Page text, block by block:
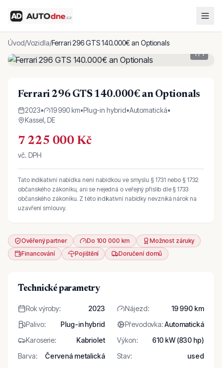
Úvod/Vozidla/Ferrari 296 GTS 140.000€ an Optionals
1/1
Ferrari 296 GTS 140.000€ an Optionals
2023• 19 990 km•Plug-in hybrid•Automatická•
Kassel, DE
7 225 000 Kč
vč. DPH
Tato indikativní nabídka není nabídkou ve smyslu § 1731 nebo § 1732
občanského zákoníku, ani se nejedná o veřejný příslib dle § 1733
občanského zákoníku. Z této indikativní nabídky nevzniká nárok na
uzavření smlouvy.
Ověřený partner Do 100 000 km
Možnost záruky
Financování
Pojištění Doručení domů
Technické parametry
Rok výroby: 2023 Nájezd:
19 990 km
Palivo: Plug-in hybrid Převodovka:Automatická
Karoserie: Kabriolet Výkon:
610 kW (830 hp)
Barva: Červená metalická Stav: used